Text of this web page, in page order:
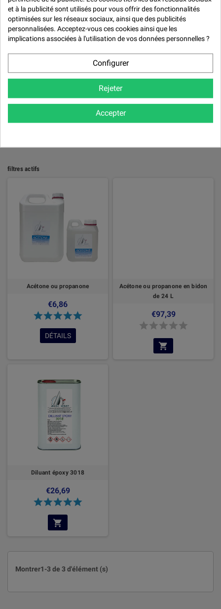
Mirka
Quai West 33
Résoltech
ACÉTONE
Acétone - Solvant Puissant pour Nettoyage et Dégraissage
filtres actifs
Acétone ou propanone
€6,86
DÉTAILS
Acétone ou propanone en bidon
de 24 L
€97,39
Diluant époxy 3018
€26,69
Montrer1-3 de 3 d'élément (s)
et à la publicité sont utilisés pour vous offrir des fonctionnalités
optimisées sur les réseaux sociaux, ainsi que des publicités
personnalisées. Acceptez-vous ces cookies ainsi que les
implications associées à l'utilisation de vos données personnelles ?
Configurer
Rejeter
Accepter